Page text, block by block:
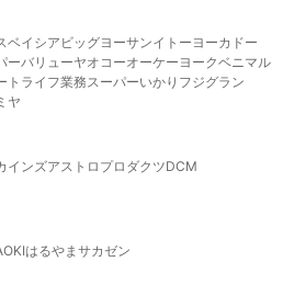
ベイシア ビッグヨーサンイトーヨーカドー
ーバリューヤオコーオーケー ヨークベニマル
ト ライフ業務スーパーいかり フジグラン
ヤ
インズアストロプロダクツDCM
はるやま サカゼン